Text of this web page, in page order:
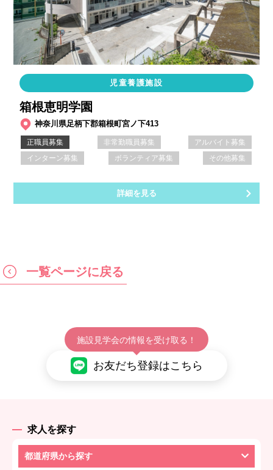
児童養護施設
箱根恵明学園
神奈川県足柄下郡箱根町宮ノ下413
正職員募集 非常勤職員募集
アルバイト募集
インターン募集
ボランティア募集 その他募集
詳細を見る
一覧ページに戻る
施設見学会の情報を受け取る！
お友だち登録はこちら
求人を探す
都道府県から探す